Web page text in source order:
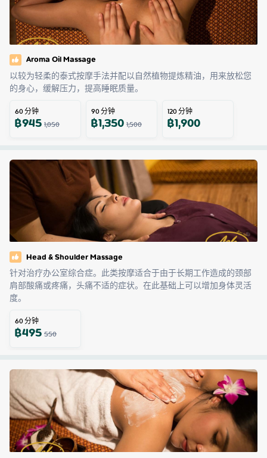
Aroma Oil Massage
以较为轻柔的泰式按摩手法并配以自然植物提炼精油，用来放松您
的身心，缓解压力，提高睡眠质量。
60分钟
฿9451,050
90分钟
฿1,3501,500
120分钟
฿1,900
Head & Shoulder Massage
针对治疗办公室综合症。此类按摩适合于由于长期工作造成的颈部
肩部酸痛或疼痛，头痛不适的症状。在此基础上可以增加身体灵活
度。
60分钟
฿495550